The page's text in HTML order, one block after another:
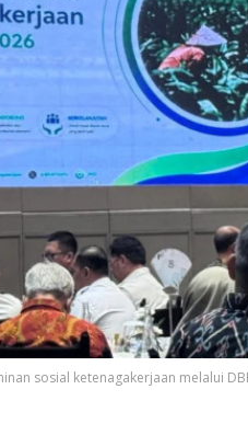
sosial ketenagakerjaan melalui